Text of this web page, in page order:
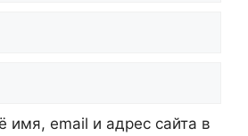
имя, email и адрес сайта в